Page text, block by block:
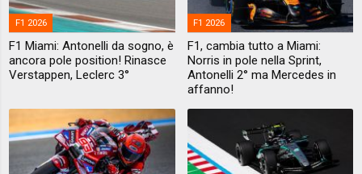
F1 2026
F1 Miami: Antonelli da sogno, è
ancora pole position! Rinasce
Verstappen, Leclerc 3°
F1 2026
F1, cambia tutto a Miami:
Norris in pole nella Sprint,
Antonelli 2° ma Mercedes in
affanno!